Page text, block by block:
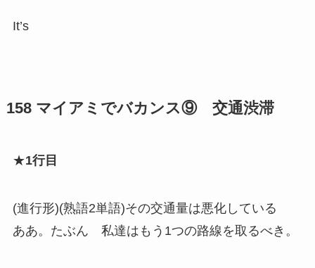
It’s
158 マイアミでバカンス⑨ 交通渋滞
★1行目
(進行形)(熟語2単語)その交通量は悪化している
ああ。たぶん 私達はもう1つの路線を取るべき。